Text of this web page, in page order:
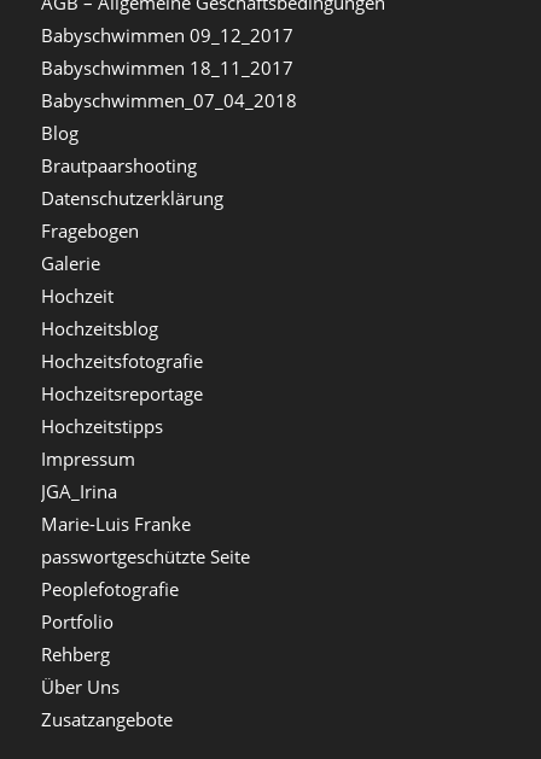
Babyschwimmen 09_12_2017
Babyschwimmen 18_11_2017
Babyschwimmen_07_04_2018
Blog
Brautpaarshooting
Datenschutzerklärung
Fragebogen
Galerie
Hochzeit
Hochzeitsblog
Hochzeitsfotografie
Hochzeitsreportage
Hochzeitstipps
Impressum
JGA_Irina
Marie-Luis Franke
passwortgeschützte Seite
Peoplefotografie
Portfolio
Rehberg
Über Uns
Zusatzangebote